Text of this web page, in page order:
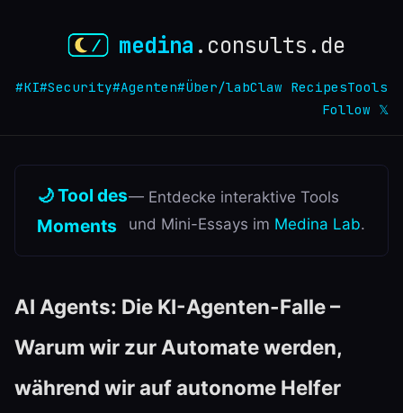
medina .consults.de
#KI#Security#Agenten#Über/labClaw RecipesTools
Follow 𝕏
🌙 Tool des
Moments
— Entdecke interaktive Tools
und Mini-Essays im Medina Lab.
AI Agents: Die KI-Agenten-Falle –
Warum wir zur Automate werden,
während wir auf autonome Helfer